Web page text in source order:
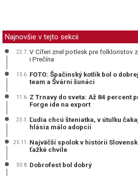
Najnovšie v tejto sekcii
22.7. V Cíferi znel potlesk pre folkloristov
i Prečína
15.6. FOTO: Špačinský kotlík bol o
team a Švárni šunáci
11.6. Z Trnavy do sveta: Až 84 percent
Forge ide na export
23.3. Ľudia chcú šteniatka, v útulku
hlásia málo adopcií
25.11. Najväčší spolok v histórii
ťažké chvíle
30.8. Dobrofest bol dobrý